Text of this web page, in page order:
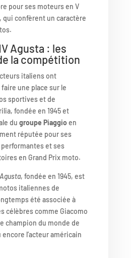
pour ses moteurs en V
confèrent un caractère
Agusta : les
la compétition
italiens ont
une place sur le
sportives et de
fondée en 1945 et
du groupe Piaggioen
réputée pour ses
et ses
en Grand Prix moto.
, fondée en 1945, est
italiennes de
été associée à
célèbres comme Giacomo
champion du monde de
l’acteur américain